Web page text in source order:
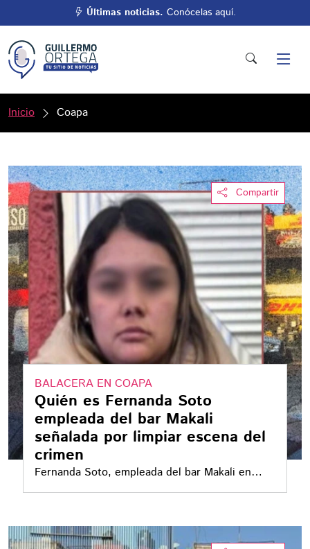
Últimas noticias. Conócelas aquí.
Inicio Coapa
Compartir
BALACERA EN COAPA
Quién es Fernanda Soto
empleada del bar Makali
señalada por limpiar escena del
crimen
Fernanda Soto, empleada del bar Makali en
Coapa, fue señalada como una de las personas
escena tras la balacera que dejó un muerto y
cuatro heridos